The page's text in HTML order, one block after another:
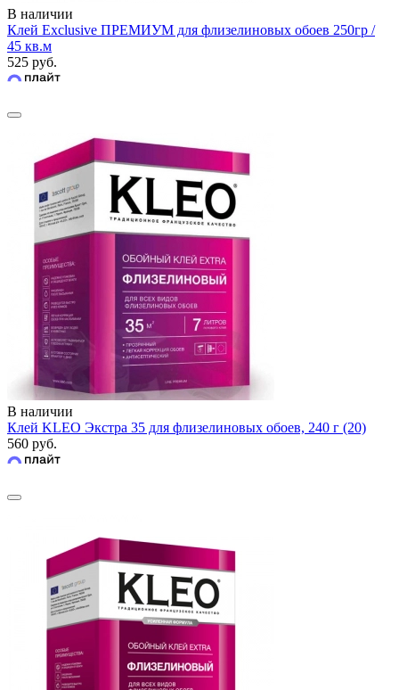
В наличии
Клей Exclusive ПРЕМИУМ для флизелиновых обоев 250гр /
45 кв.м
525 руб.
В наличии
Клей KLEO Экстра 35 для флизелиновых обоев, 240 г (20)
560 руб.